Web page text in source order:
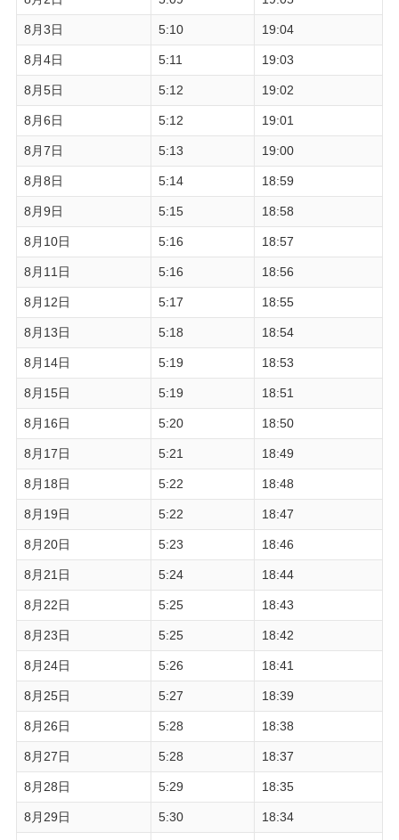
8月3日 5:10 19:04
8月4日 5:11 19:03
8月5日 5:12 19:02
8月6日 5:12 19:01
8月7日 5:13 19:00
8月8日 5:14 18:59
8月9日 5:15 18:58
8月10日 5:16 18:57
8月11日 5:16 18:56
8月12日 5:17 18:55
8月13日 5:18 18:54
8月14日 5:19 18:53
8月15日 5:19 18:51
8月16日 5:20 18:50
8月17日 5:21 18:49
8月18日 5:22 18:48
8月19日 5:22 18:47
8月20日 5:23 18:46
8月21日 5:24 18:44
8月22日 5:25 18:43
8月23日 5:25 18:42
8月24日 5:26 18:41
8月25日 5:27 18:39
8月26日 5:28 18:38
8月27日 5:28 18:37
8月28日 5:29 18:35
8月29日 5:30 18:34